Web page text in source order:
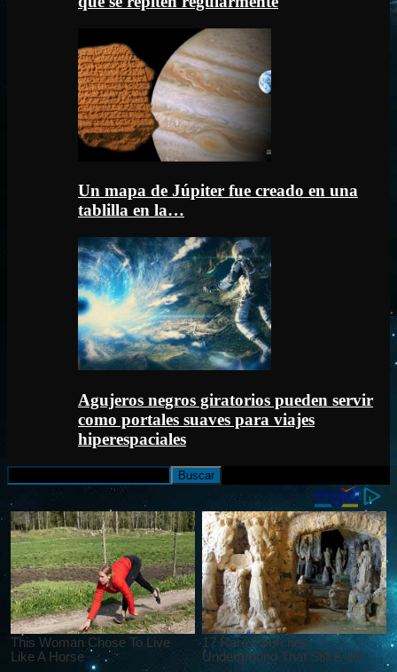
Un mapa de Júpiter fue creado en una
tablilla en la…
Agujeros negros giratorios pueden servir
como portales suaves para viajes
hiperespaciales